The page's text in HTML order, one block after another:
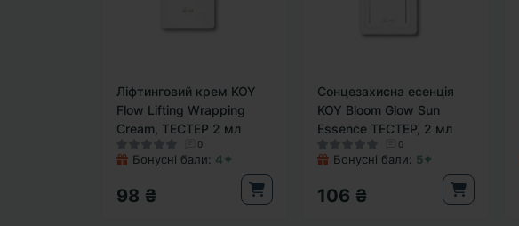
Ліфтинговий крем KOY
Flow Lifting Wrapping
Cream, ТЕСТЕР 2 мл
0
Бонусні бали: 4✦
98 ₴
Сонцезахисна есенція
KOY Bloom Glow Sun
Essence ТЕСТЕР, 2 мл
0
Бонусні бали: 5✦
106 ₴